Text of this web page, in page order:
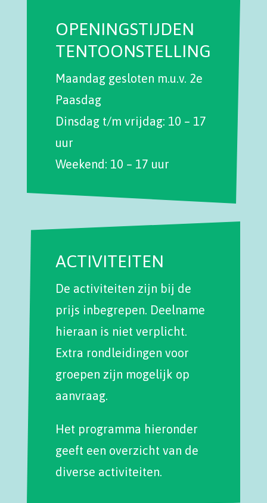
OPENINGSTIJDEN
TENTOONSTELLING
Maandag gesloten m.u.v. 2e
Paasdag
Dinsdag t/m vrijdag: 10 – 17
uur
Weekend: 10 – 17 uur
ACTIVITEITEN
De activiteiten zijn bij de
prijs inbegrepen. Deelname
hieraan is niet verplicht.
Extra rondleidingen voor
groepen zijn mogelijk op
aanvraag.
Het programma hieronder
geeft een overzicht van de
diverse activiteiten.